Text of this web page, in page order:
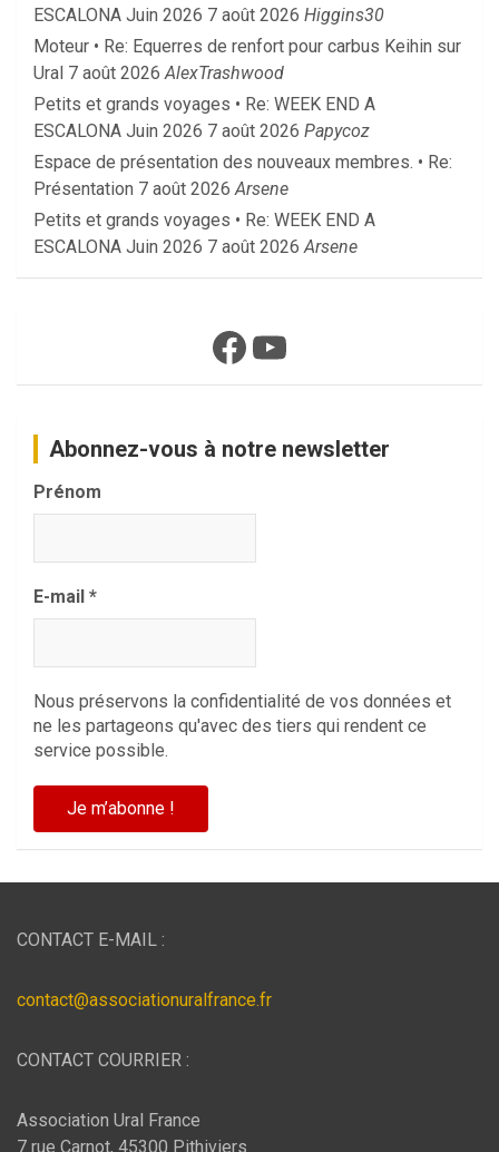
ESCALONA Juin 2026 7 août 2026 Higgins30
Moteur • Re: Equerres de renfort pour carbus Keihin sur
Ural 7 août 2026 AlexTrashwood
Petits et grands voyages • Re: WEEK END A
ESCALONA Juin 2026 7 août 2026 Papycoz
Espace de présentation des nouveaux membres. • Re:
Présentation 7 août 2026 Arsene
Petits et grands voyages • Re: WEEK END A
ESCALONA Juin 2026 7 août 2026 Arsene
Facebook
YouTube
Abonnez-vous à notre newsletter
Prénom
E-mail *
Nous préservons la confidentialité de vos données et
ne les partageons qu'avec des tiers qui rendent ce
service possible.
CONTACT E-MAIL :
contact@associationuralfrance.fr
CONTACT COURRIER :
Association Ural France
7 rue Carnot, 45300 Pithiviers